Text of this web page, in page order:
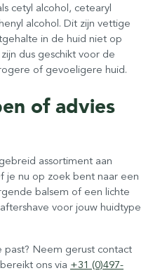
cetyl alcohol, cetearyl
alcohol. Dit zijn vettige
in de huid niet op
dus geschikt voor de
of gevoeligere huid.
of advies
assortiment aan
je nu op zoek bent naar een
balsem of een lichte
voor jouw huidtype
past? Neem gerust contact
ons via +31 (0)497-